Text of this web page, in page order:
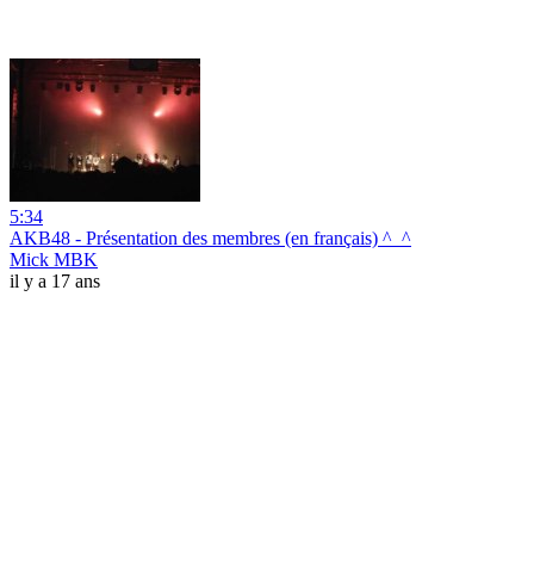
5:34
AKB48 - Présentation des membres (en français) ^_^
Mick MBK
il y a 17 ans